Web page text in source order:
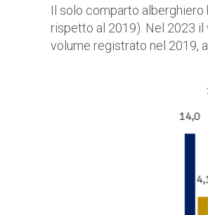
Il solo comparto alberghiero
rispetto al 2019). Nel 2023
volume registrato nel 2019,